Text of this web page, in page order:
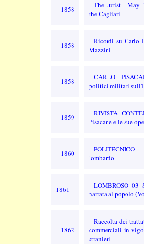
1858
The Jurist - May
the Cagliari
1858
Ricordi su Carlo
Mazzini
1858
CARLO
politici militari
1859
RIVISTA
Pisacane e le sue
1860
POLITECNICO
lombardo
1861
LOMBROSO
narrata al popolo
1862
Raccolta dei
commerciali in
stranieri